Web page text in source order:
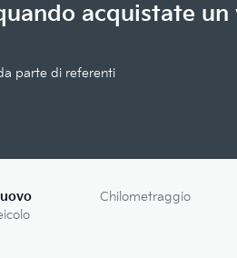
acquistate un
parte di referenti
Chilometraggio